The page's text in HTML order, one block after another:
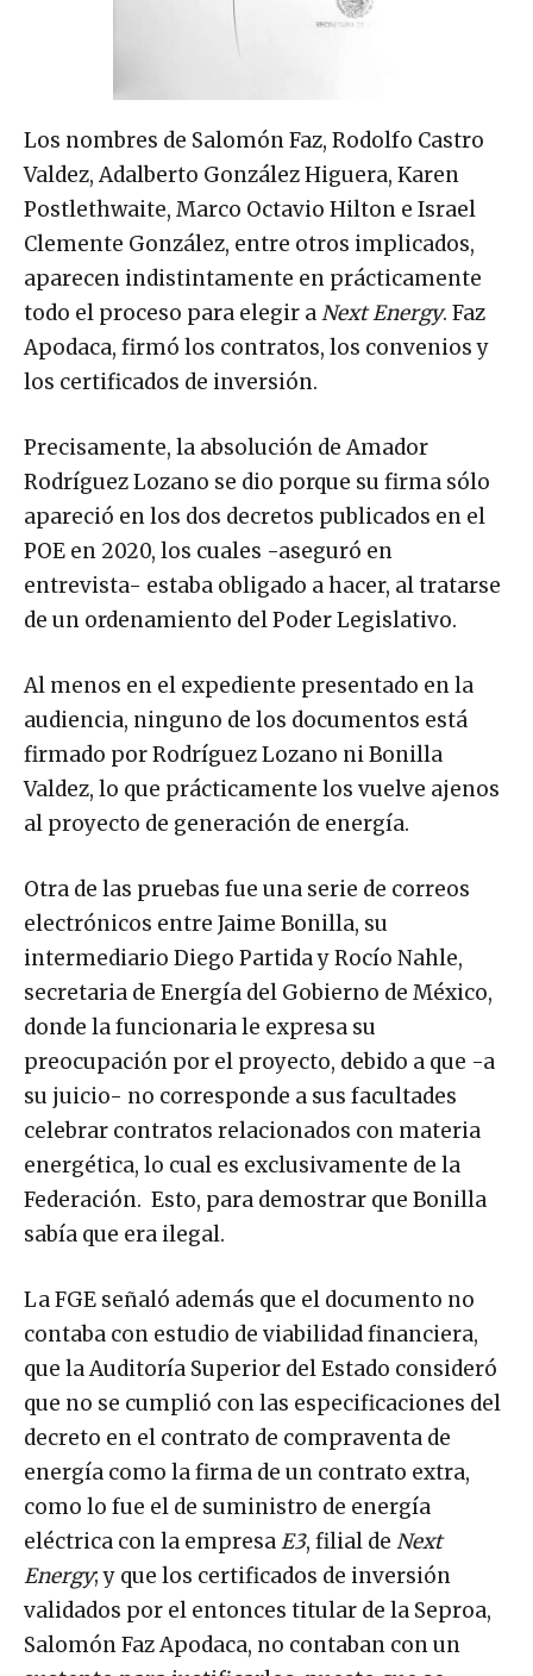
Los nombres de Salomón Faz, Rodolfo Castro
Valdez, Adalberto González Higuera, Karen
Postlethwaite, Marco Octavio Hilton e Israel
Clemente González, entre otros implicados,
aparecen indistintamente en prácticamente
todo el proceso para elegir aNext Energy. Faz
Apodaca, firmó los contratos, los convenios y
los certificados de inversión.
Precisamente, la absolución de Amador
Rodríguez Lozano se dio porque su firma sólo
apareció en los dos decretos publicados en el
POE en 2020, los cuales -aseguró en
entrevista- estaba obligado a hacer, al tratarse
de un ordenamiento del Poder Legislativo.
Al menos en el expediente presentado en la
audiencia, ninguno de los documentos está
firmado por Rodríguez Lozano ni Bonilla
Valdez, lo que prácticamente los vuelve ajenos
al proyecto de generación de energía.
Otra de las pruebas fue una serie de correos
electrónicos entre Jaime Bonilla, su
intermediario Diego Partida y Rocío Nahle,
secretaria de Energía del Gobierno de México,
donde la funcionaria le expresa su
preocupación por el proyecto, debido a que -a
su juicio- no corresponde a sus facultades
celebrar contratos relacionados con materia
energética, lo cual es exclusivamente de la
Federación. Esto, para demostrar que Bonilla
sabía que era ilegal.
La FGE señaló además que el documento no
contaba con estudio de viabilidad financiera,
que la Auditoría Superior del Estado consideró
que no se cumplió con las especificaciones del
decreto en el contrato de compraventa de
energía como la firma de un contrato extra,
como lo fue el de suministro de energía
eléctrica con la empresaE3, filial de Next
Energy; y que los certificados de inversión
validados por el entonces titular de la Seproa,
Salomón Faz Apodaca, no contaban con un